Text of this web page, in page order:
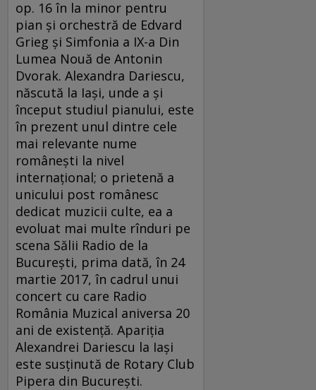
op. 16 în la minor pentru
pian și orchestră de Edvard
Grieg și Simfonia a IX-a Din
Lumea Nouă de Antonin
Dvorak. Alexandra Dariescu,
născută la Iași, unde a și
început studiul pianului, este
în prezent unul dintre cele
mai relevante nume
românești la nivel
internațional; o prietenă a
unicului post românesc
dedicat muzicii culte, ea a
evoluat mai multe rînduri pe
scena Sălii Radio de la
București, prima dată, în 24
martie 2017, în cadrul unui
concert cu care Radio
România Muzical aniversa 20
ani de existență. Apariția
Alexandrei Dariescu la Iași
este susținută de Rotary Club
Pipera din București.